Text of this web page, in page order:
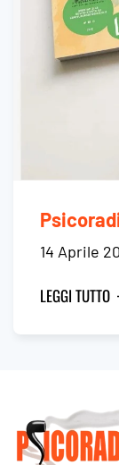
14 Aprile
LEGGI TUTTO